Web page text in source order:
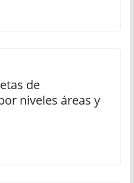
de
niveles áreas y